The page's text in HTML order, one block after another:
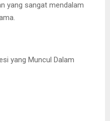
yang sangat mendalam
yang Muncul Dalam